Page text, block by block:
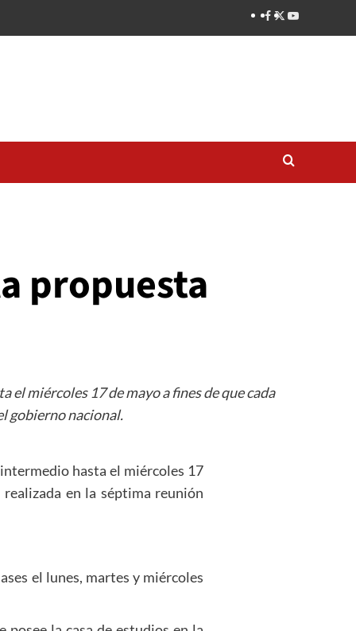
propuesta
miércoles 17 de mayo a fines de que cada
gobierno nacional.
hasta el miércoles 17
realizada en la séptima reunión
el lunes, martes y miércoles